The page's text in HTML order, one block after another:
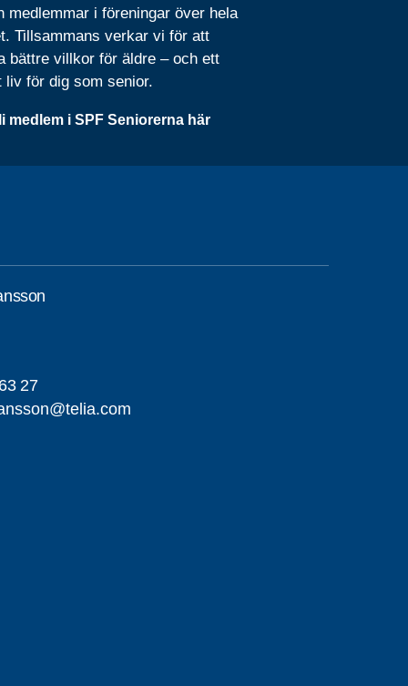
medlemmar i föreningar över hela
Tillsammans verkar vi för att
bättre villkor för äldre – och ett
liv för dig som senior.
medlem i SPF Seniorerna här
27